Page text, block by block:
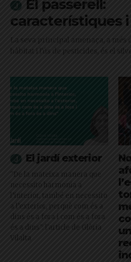
El passerell:
característiques
La seva principal amenaça, a més
hàbitat i l'ús de pesticides, és el
El jardí exterior
"De la mateixa manera que
necessito harmonia a
l’interior, també en necessito
a l’exterior, perquè com és a
dins és a fora i com és a fora
és a dins": l'article de Glòria
Vilalta